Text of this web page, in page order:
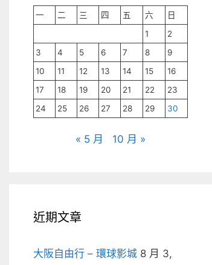
一 二 三 四 五 六
日
1
2
3
4 5 6 7 8
9
10
11 12 13 14 15
16
17
18 19 20 21 22
23
24
25 26 27 28 29 30
« 5 月 10 月 »
近期文章
大阪自由行 – 環球影城 8 月 3,